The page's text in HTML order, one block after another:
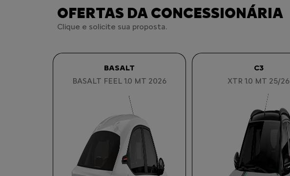
OFERTAS DA CONCESSIONÁRIA
Clique e solicite sua proposta.
BASALT
BASALT FEEL 1.0 MT 2026
C3
XTR 1.0 MT 25/26